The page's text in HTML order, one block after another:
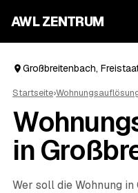
AWL ZENTRUM
Großbreitenbach,
Startseite›
in
Wer soll die Wohnung